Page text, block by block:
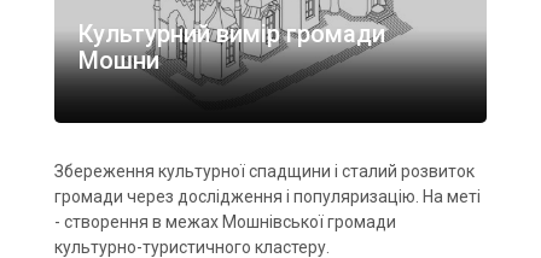
Культурний вимір громади
Мошни
Збереження культурної спадщини і сталий розвиток
громади через дослідження і популяризацію. На меті
- створення в межах Мошнівської громади
культурно-туристичного кластеру.